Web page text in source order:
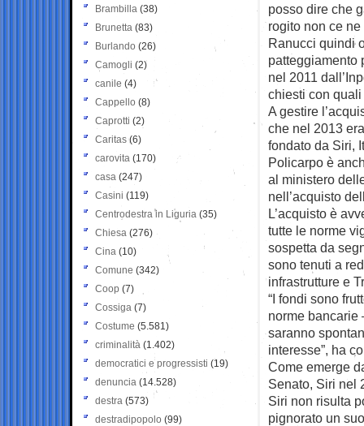
posso dire che
rogito non ce
Ranucci quindi
patteggiamento
nel 2011
chiesti con quali
A gestire
che nel 2013
fondato da Siri,
Policarpo è
al ministero
nell’acquisto
L’acquisto è
tutte le norme
sospetta da
sono tenuti a
infrastrutture e
“I fondi sono
norme
saranno
interesse”, ha
Come emerge
Senato, Siri nel
Siri non risulta
pignorato un
Brambilla (38)
Brunetta (83)
Burlando (26)
Camogli (2)
canile (4)
Cappello (8)
Caprotti (2)
Caritas (6)
carovita (170)
casa (247)
Casini (119)
Centrodestra in Liguria (35)
Chiesa (276)
Cina (10)
Comune (342)
Coop (7)
Cossiga (7)
Costume (5.581)
criminalità (1.402)
democratici e progressisti (19)
denuncia (14.528)
destra (573)
destradipopolo (99)